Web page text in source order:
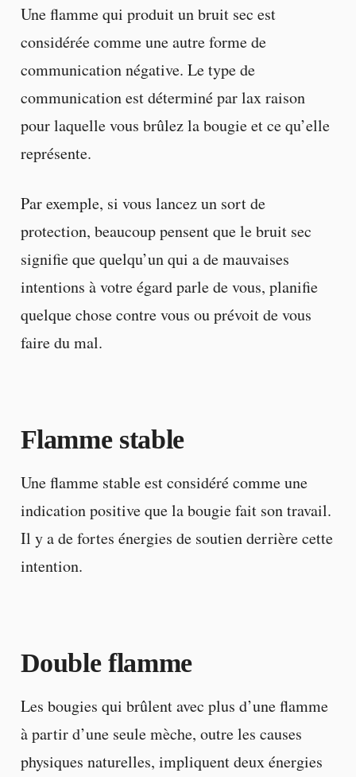
Une flamme qui produit un bruit sec est
considérée comme une autre forme de
communication négative. Le type de
communication est déterminé par lax raison
pour laquelle vous brûlez la bougie et ce qu’elle
représente.
Par exemple, si vous lancez un sort de
protection, beaucoup pensent que le bruit sec
signifie que quelqu’un qui a de mauvaises
intentions à votre égard parle de vous, planifie
quelque chose contre vous ou prévoit de vous
faire du mal.
Flamme stable
Une flamme stable est considéré comme une
indication positive que la bougie fait son travail.
Il y a de fortes énergies de soutien derrière cette
intention.
Double flamme
Les bougies qui brûlent avec plus d’une flamme
à partir d’une seule mèche, outre les causes
physiques naturelles, impliquent deux énergies